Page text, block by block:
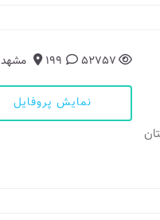
52757
199 مشهد
نمایش پروفایل